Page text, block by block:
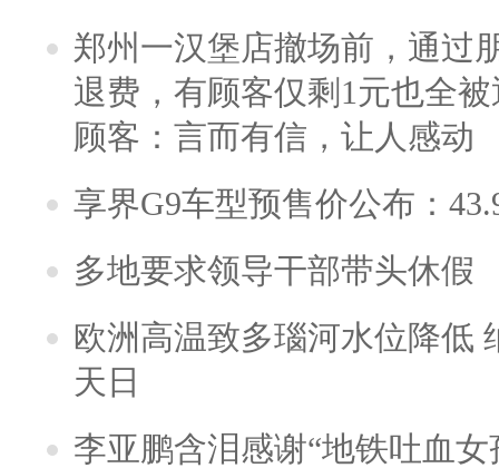
郑州一汉堡店撤场前，通过
退费，有顾客仅剩1元也全
顾客：言而有信，让人感动
享界G9车型预售价公布：
多地要求领导干部带头休假
欧洲高温致多瑙河水位降低
天日
李亚鹏含泪感谢“地铁吐血